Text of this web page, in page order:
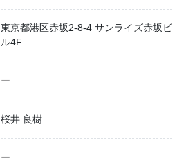
東京都港区赤坂2-8-4 サンライズ赤坂ビ
ル4F
ー
桜井 良樹
ー